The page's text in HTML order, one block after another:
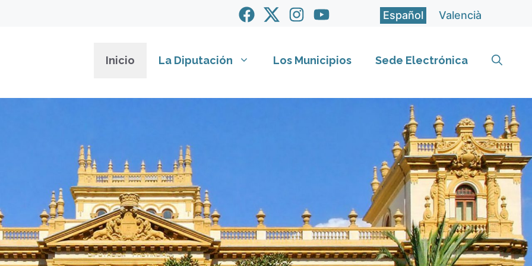
Español Valencià
Inicio La Diputación Los Municipios Sede Electrónica